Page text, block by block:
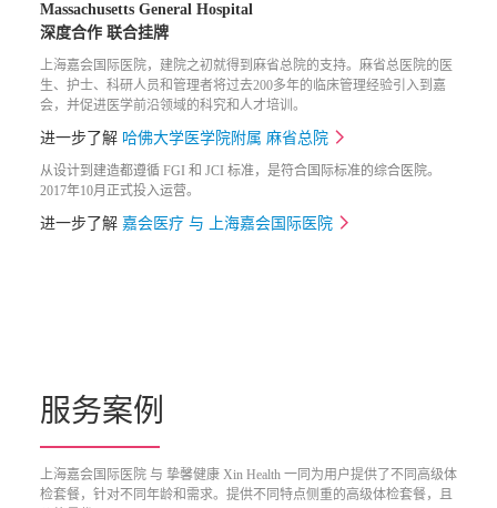
Massachusetts General Hospital
深度合作 联合挂牌
上海嘉会国际医院，建院之初就得到麻省总院的支持。麻省总医院的医
生、护士、科研人员和管理者将过去200多年的临床管理经验引入到嘉
会，并促进医学前沿领域的科究和人才培训。
进一步了解 哈佛大学医学院附属 麻省总院
从设计到建造都遵循 FGI 和 JCI 标准，是符合国际标准的综合医院。
2017年10月正式投入运营。
进一步了解 嘉会医疗 与 上海嘉会国际医院
服务案例
上海嘉会国际医院 与 挚馨健康 Xin Health 一同为用户提供了不同高级体
检套餐，针对不同年龄和需求。提供不同特点侧重的高级体检套餐，且